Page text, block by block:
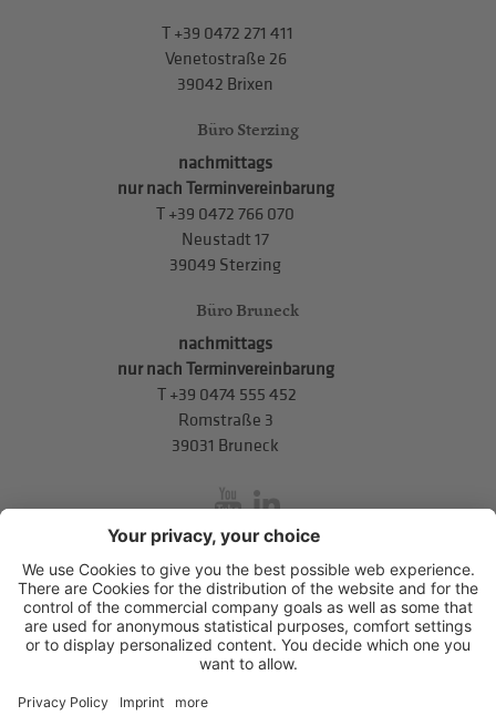
T+39 0472 271 411
Venetostraße 26
39042 Brixen
Büro Sterzing
nachmittags
nur nach Terminvereinbarung
T +39 0472 766 070
Neustadt 17
39049 Sterzing
Büro Bruneck
nachmittags
nur nach Terminvereinbarung
T +39 0474 555 452
Romstraße 3
39031 Bruneck
inService
Mitterweg 5, Bozner Boden,I-39100Bozen.T+39 0471 310
311.info@hds-bz.it
Impressum
Datenschutzerklärung